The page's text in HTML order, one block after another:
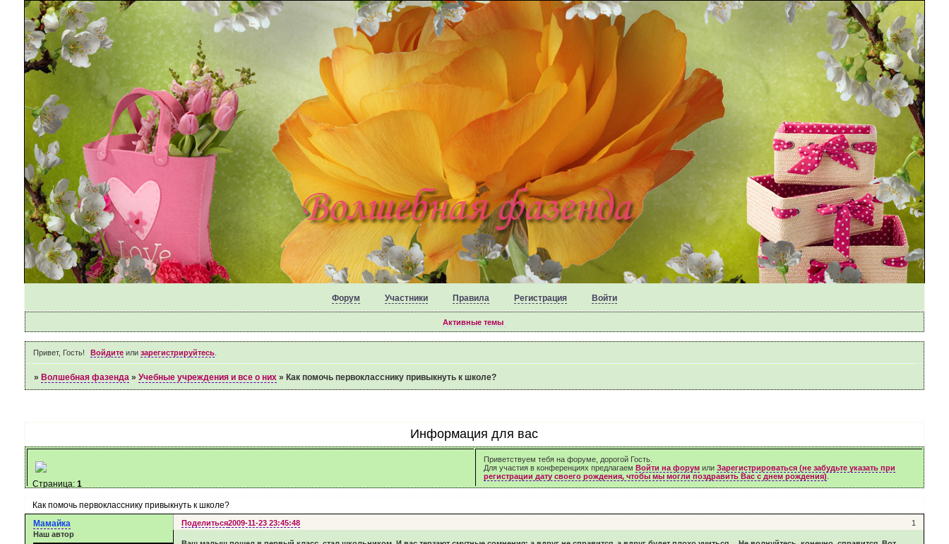
Форум Участники Правила Регистрация Войти
Активные темы
Привет, Гость! Войдите илизарегистрируйтесь
» Волшебная фазенда » Учебные учреждения и все о них » Как помочь первокласснику привыкнуть к школе?
Информация для вас
Приветствуем тебя на форуме, дорогой Гость.
Для участия в конференциях предлагаем Войти на форумили Зарегистрироваться (не забудьте указать при
регистрации дату своего рождения, чтобы мы могли поздравить Вас с днем рождения)
Как помочь первокласснику привыкнуть к школе?
Страница: 1
Поделиться 1
2009-11-23 23:45:48
Мамайка
Наш автор